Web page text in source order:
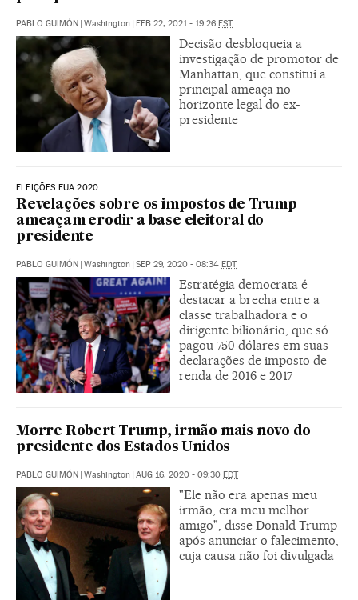
PABLO GUIMÓN Washington FEB 22, 2021 - 19:26 EST
Decisão desbloqueia a
investigação de promotor de
Manhattan, que constitui a
principal ameaça no
horizonte legal do ex-
presidente
ELEIÇÕES EUA 2020
Revelações sobre os impostos de Trump
ameaçam erodir a base eleitoral do
presidente
PABLO GUIMÓN Washington SEP 29, 2020 - 08:34 EDT
Estratégia democrata é
destacar a brecha entre a
classe trabalhadora e o
dirigente bilionário, que só
pagou 750 dólares em suas
declarações de imposto de
renda de 2016 e 2017
Morre Robert Trump, irmão mais novo do
presidente dos Estados Unidos
PABLO GUIMÓN | Washington | AUG 16, 2020 - 09:30 EDT
"Ele não era apenas meu
irmão, era meu melhor
amigo", disse Donald Trump
após anunciar o falecimento,
cuja causa não foi divulgada